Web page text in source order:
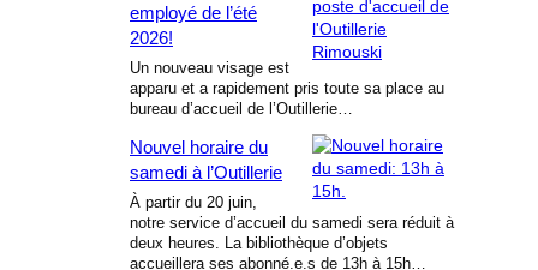
employé de l’été
2026!
Un nouveau visage est
apparu et a rapidement pris toute sa place au
bureau d’accueil de l’Outillerie…
Nouvel horaire du
samedi à l’Outillerie
À partir du 20 juin,
notre service d’accueil du samedi sera réduit à
deux heures. La bibliothèque d’objets
accueillera ses abonné.e.s de 13h à 15h…